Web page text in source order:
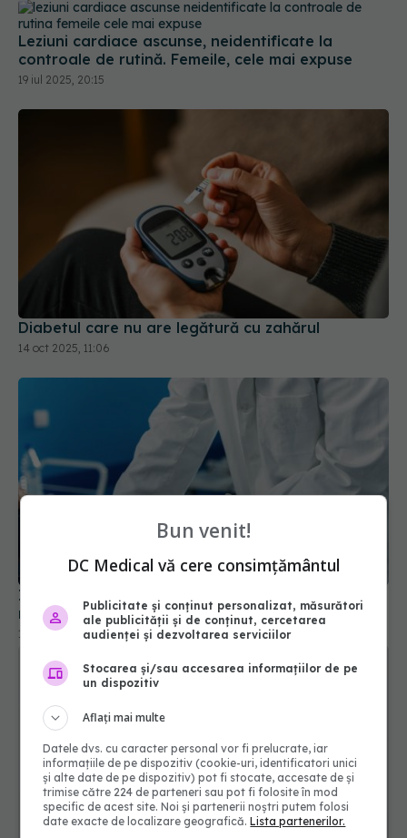
Leziuni cardiace ascunse, neidentificate la
controale de rutină. Femeile, cele mai expuse
19 iul 2025, 20:15
Diabetul care nu are legătură cu zahărul
14 oct 2025, 11:06
Infecțiile E. coli în piciorul diabeticului: cauze și
rezistență la antibiotice
15 ian 2026, 20:57
Bun venit!
DC Medical vă cere consimțământul
Publicitate și conținut personalizat, măsurători
ale publicității și de conținut, cercetarea
audienței și dezvoltarea serviciilor
Stocarea și/sau accesarea informațiilor de pe
un dispozitiv
Aflați mai multe
Datele dvs. cu caracter personal vor fi prelucrate, iar
informațiile de pe dispozitiv (cookie-uri, identificatori unici
și alte date de pe dispozitiv) pot fi stocate, accesate de și
trimise către 224 de parteneri sau pot fi folosite în mod
specific de acest site. Noi și partenerii noștri putem folosi
date exacte de localizare geografică.Lista partenerilor.